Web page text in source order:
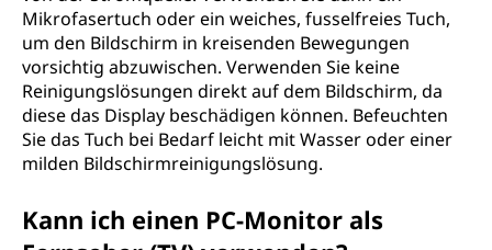
Mikrofasertuch oder ein weiches, fusselfreies Tuch,
um den Bildschirm in kreisenden Bewegungen
vorsichtig abzuwischen. Verwenden Sie keine
Reinigungslösungen direkt auf dem Bildschirm, da
diese das Display beschädigen können. Befeuchten
Sie das Tuch bei Bedarf leicht mit Wasser oder einer
milden Bildschirmreinigungslösung.
Kann ich einen PC-Monitor als